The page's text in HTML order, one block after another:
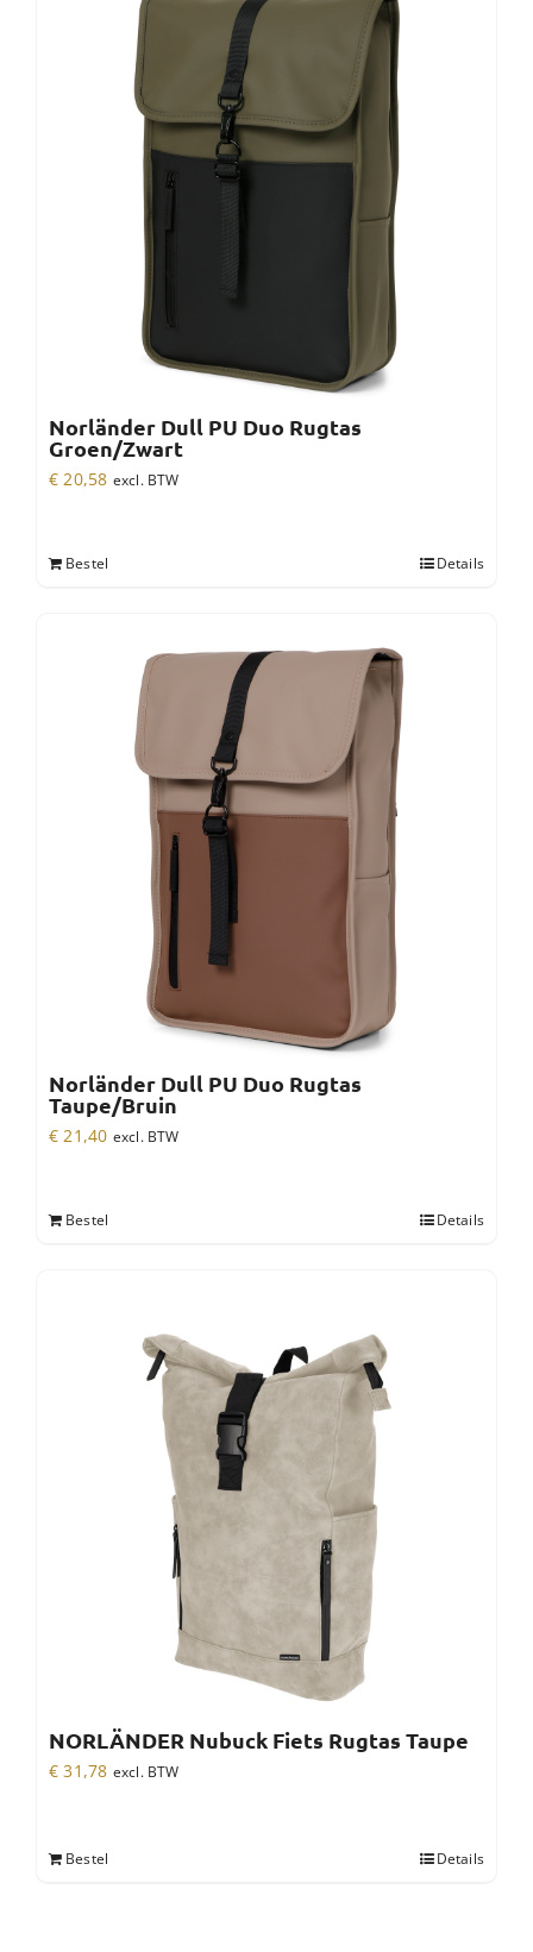
Norländer Dull PU Duo Rugtas
Groen/Zwart
€ 20,58 excl. BTW
Bestel Details
Norländer Dull PU Duo Rugtas
Taupe/Bruin
€ 21,40 excl. BTW
Bestel Details
NORLÄNDER Nubuck Fiets Rugtas Taupe
€ 31,78 excl. BTW
Bestel Details